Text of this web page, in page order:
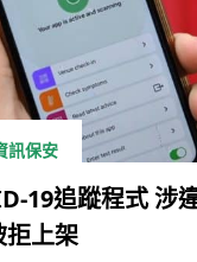
訊保安
19追蹤程式 涉
上架